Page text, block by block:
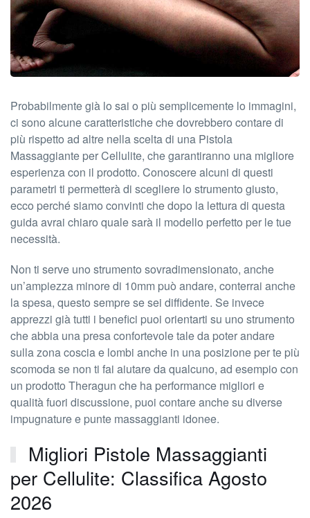
Probabilmente già lo sai o più semplicemente lo immagini,
ci sono alcune caratteristiche che dovrebbero contare di
più rispetto ad altre nella scelta di una Pistola
Massaggiante per Cellulite, che garantiranno una migliore
esperienza con il prodotto. Conoscere alcuni di questi
parametri ti permetterà di scegliere lo strumento giusto,
ecco perché siamo convinti che dopo la lettura di questa
guida avrai chiaro quale sarà il modello perfetto per le tue
necessità.
Non ti serve uno strumento sovradimensionato, anche
un’ampiezza minore di 10mm può andare, conterrai anche
la spesa, questo sempre se sei diffidente. Se invece
apprezzi già tutti i benefici puoi orientarti su uno strumento
che abbia una presa confortevole tale da poter andare
sulla zona coscia e lombi anche in una posizione per te più
scomoda se non ti fai aiutare da qualcuno, ad esempio con
un prodotto Theragun che ha performance migliori e
qualità fuori discussione, puoi contare anche su diverse
impugnature e punte massaggianti idonee.
Migliori Pistole Massaggianti
per Cellulite: Classifica Agosto
2026